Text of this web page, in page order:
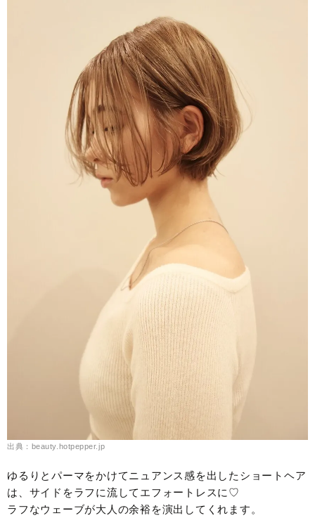
出典：beauty.hotpepper.jp
ゆるりとパーマをかけてニュアンス感を出したショートヘア
は、サイドをラフに流してエフォートレスに♡
ラフなウェーブが大人の余裕を演出してくれます。